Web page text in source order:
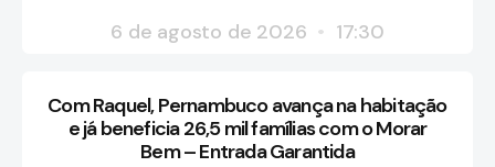
6 de agosto de 2026
17:30
Com Raquel, Pernambuco avança na habitação
e já beneficia 26,5 mil famílias com o Morar
Bem – Entrada Garantida